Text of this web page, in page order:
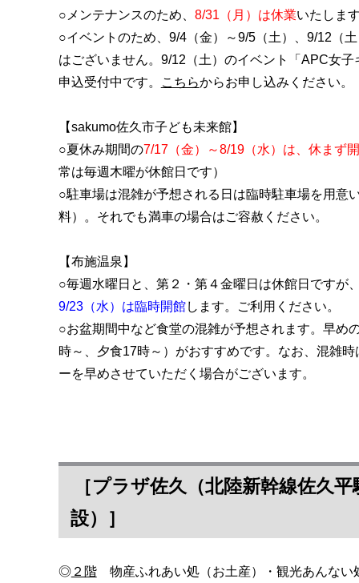
○メンテナンスのため、 8/31（月）は休業いたしま
○イベントのため、9/4（金）～9/5（土）、9/12（
はございません。9/12（土）のイベント「APC女子
申込受付中です。
こちらからお申し込みください。
【sakumo佐久市子ども未来館】
○夏休み期間の7/17（金）～8/19（水）は、休まず
常は毎週木曜が休館日です）
○駐車場は混雑が予想される日は臨時駐車場を用意
料）。それでも満車の場合はご容赦ください。
【布施温泉】
○毎週水曜日と、第２・第４金曜日は休館日ですが
9/23（水）は臨時開館します。ご利用ください。
○お盆期間中など食堂の混雑が予想されます。早め
時～、夕食17時～）がおすすめです。なお、混雑
ーを早めさせていただく場合がございます。
［プラザ佐久（北陸新幹線佐久平
設）］
◎２階物産ふれあい処（お土産）・観光あんな